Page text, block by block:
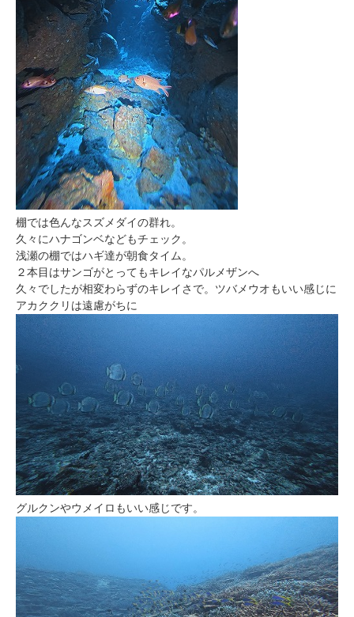
棚では色んなスズメダイの群れ。
久々にハナゴンベなどもチェック。
浅瀬の棚ではハギ達が朝食タイム。
２本目はサンゴがとってもキレイなパルメザンへ
久々でしたが相変わらずのキレイさで。ツバメウオもいい感じに
アカククリは遠慮がちに
グルクンやウメイロもいい感じです。